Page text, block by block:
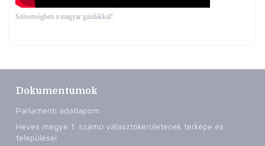
Szövetségben a magyar gazdákkal!
Dokumentumok
Parlamenti adatlapom
Heves megye 1. számú választókerületének térképe és
települései